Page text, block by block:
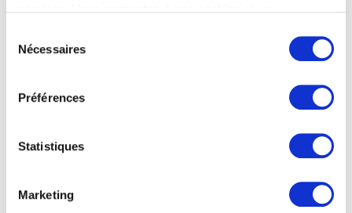
Nécessaires
Préférences
Statistiques
Marketing